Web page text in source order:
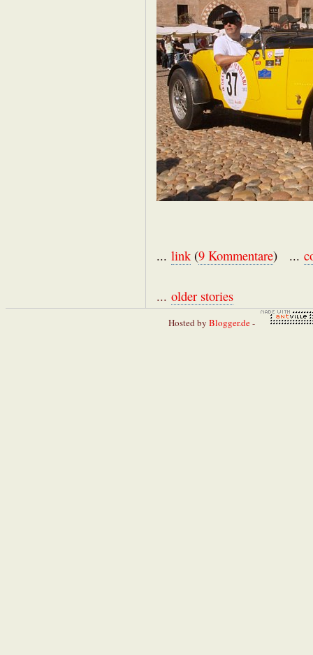
... link(9 Kommentare) ...
... older stories
Hosted by Blogger.de-